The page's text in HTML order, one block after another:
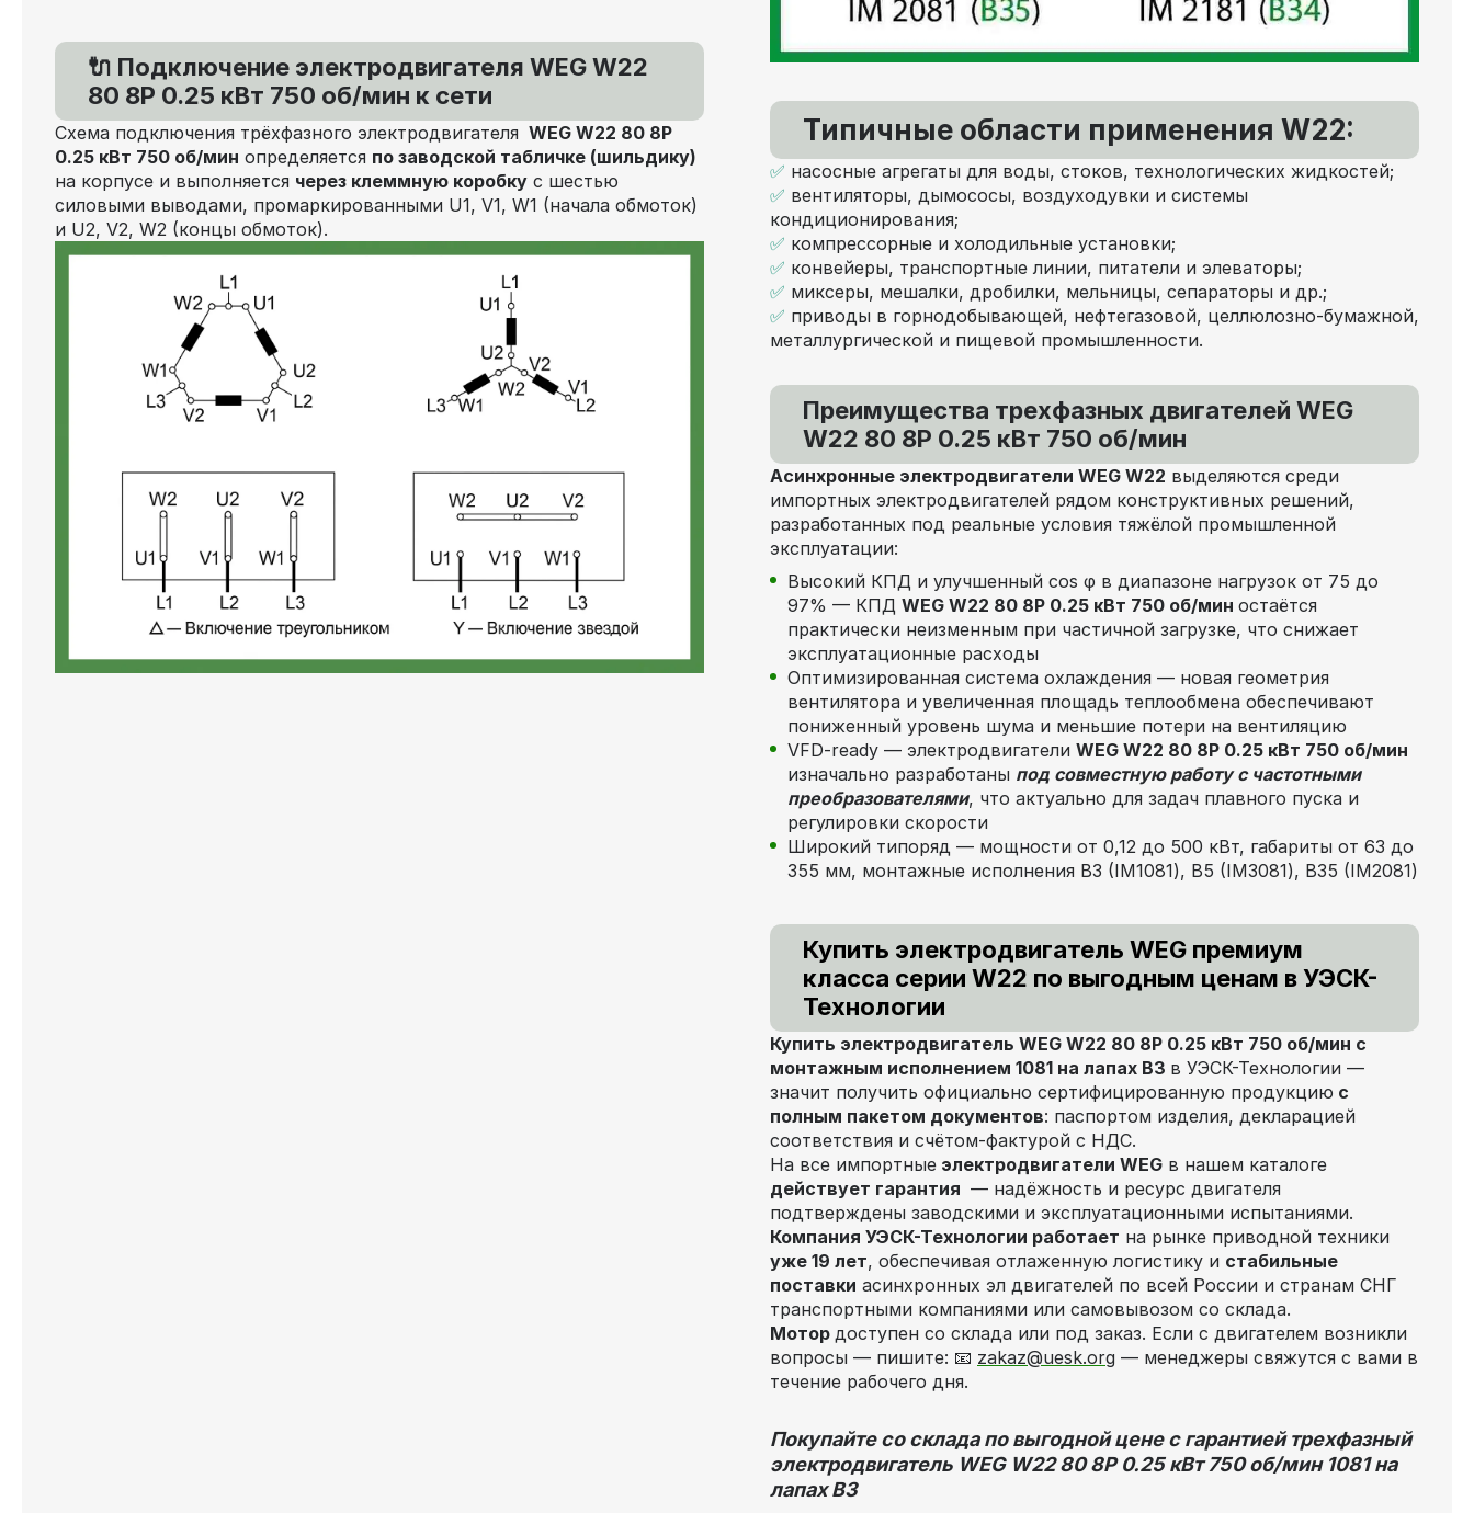
🔌 Подключение электродвигателя WEG W22
80 8P 0.25 кВт 750 об/мин к сети
Схема подключения трёхфазного электродвигателя WEG W22 80 8P
0.25 кВт 750 об/мин определяется по заводской табличке (шильдику)
на корпусе и выполняется через клеммную коробку с шестью
силовыми выводами, промаркированными U1, V1, W1 (начала обмоток)
и U2, V2, W2 (концы обмоток).
Типичные области применения W22:
✅ насосные агрегаты для воды, стоков, технологических жидкостей;
✅ вентиляторы, дымососы, воздуходувки и системы
кондиционирования;
✅ компрессорные и холодильные установки;
✅ конвейеры, транспортные линии, питатели и элеваторы;
✅ миксеры, мешалки, дробилки, мельницы, сепараторы и др.;
✅ приводы в горнодобывающей, нефтегазовой, целлюлозно-бумажной,
металлургической и пищевой промышленности.
Преимущества трехфазных двигателей WEG
W22 80 8P 0.25 кВт 750 об/мин
Асинхронные электродвигатели WEG W22 выделяются среди
импортных электродвигателей рядом конструктивных решений,
разработанных под реальные условия тяжёлой промышленной
эксплуатации:
Высокий КПД и улучшенный cos φ в диапазоне нагрузок от 75 до
97% — КПД WEG W22 80 8P 0.25 кВт 750 об/мин остаётся
практически неизменным при частичной загрузке, что снижает
эксплуатационные расходы
Оптимизированная система охлаждения — новая геометрия
вентилятора и увеличенная площадь теплообмена обеспечивают
пониженный уровень шума и меньшие потери на вентиляцию
VFD-ready — электродвигатели WEG W22 80 8P 0.25 кВт 750 об/мин
изначально разработаны под совместную работу с частотными
преобразователями, что актуально для задач плавного пуска и
регулировки скорости
Широкий типоряд — мощности от 0,12 до 500 кВт, габариты от 63 до
355 мм, монтажные исполнения В3 (IM1081), В5 (IM3081), В35 (IM2081)
Купить электродвигатель WEG премиум
класса серии W22 по выгодным ценам в УЭСК-
Технологии
Купить электродвигатель WEG W22 80 8P 0.25 кВт 750 об/мин с
монтажным исполнением 1081 на лапах В3 в УЭСК-Технологии —
значит получить официально сертифицированную продукцию с
полным пакетом документов: паспортом изделия, декларацией
соответствия и счётом-фактурой с НДС.
На все импортные электродвигатели WEG в нашем каталоге
действует гарантия — надёжность и ресурс двигателя
подтверждены заводскими и эксплуатационными испытаниями.
Компания УЭСК-Технологии работает на рынке приводной техники
уже 19 лет, обеспечивая отлаженную логистику и стабильные
поставки асинхронных эл двигателей по всей России и странам СНГ
транспортными компаниями или самовывозом со склада.
Мотор доступен со склада или под заказ. Если с двигателем возникли
вопросы — пишите: 📧 zakaz@uesk.org — менеджеры свяжутся с вами в
течение рабочего дня.
Покупайте со склада по выгодной цене с гарантией трехфазный
электродвигатель WEG W22 80 8P 0.25 кВт 750 об/мин 1081 на
лапах В3